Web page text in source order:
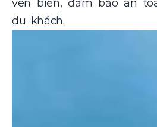
ven biển, đảm bảo an
du khách.